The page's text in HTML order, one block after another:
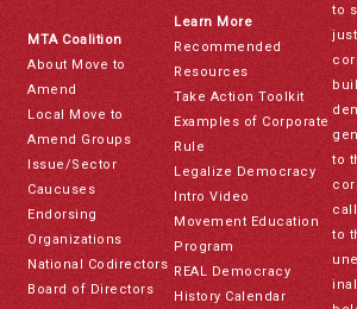
MTA Coalition
About Move to
Amend
Local Move to
Amend Groups
Issue/Sector
Caucuses
Endorsing
Organizations
National Codirectors
Board of Directors
Learn More
Recommended
Resources
Take Action Toolkit
Examples of Corporate
Rule
Legalize Democracy
Intro Video
Movement Education
Program
REAL Democracy
History Calendar
to
to
to